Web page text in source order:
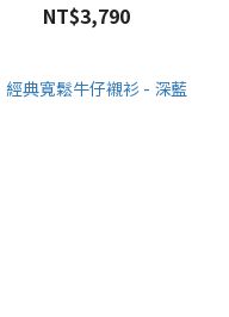
NT$3,790